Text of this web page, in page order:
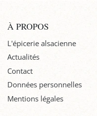
À PROPOS
L'épicerie alsacienne
Actualités
Contact
Données personnelles
Mentions légales